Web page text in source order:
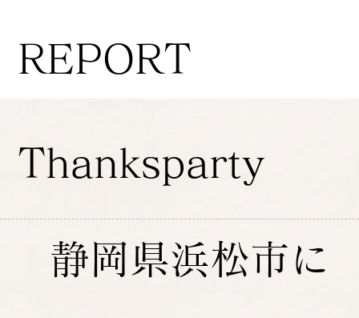
REPORT
Thanksparty
静岡県浜松市に